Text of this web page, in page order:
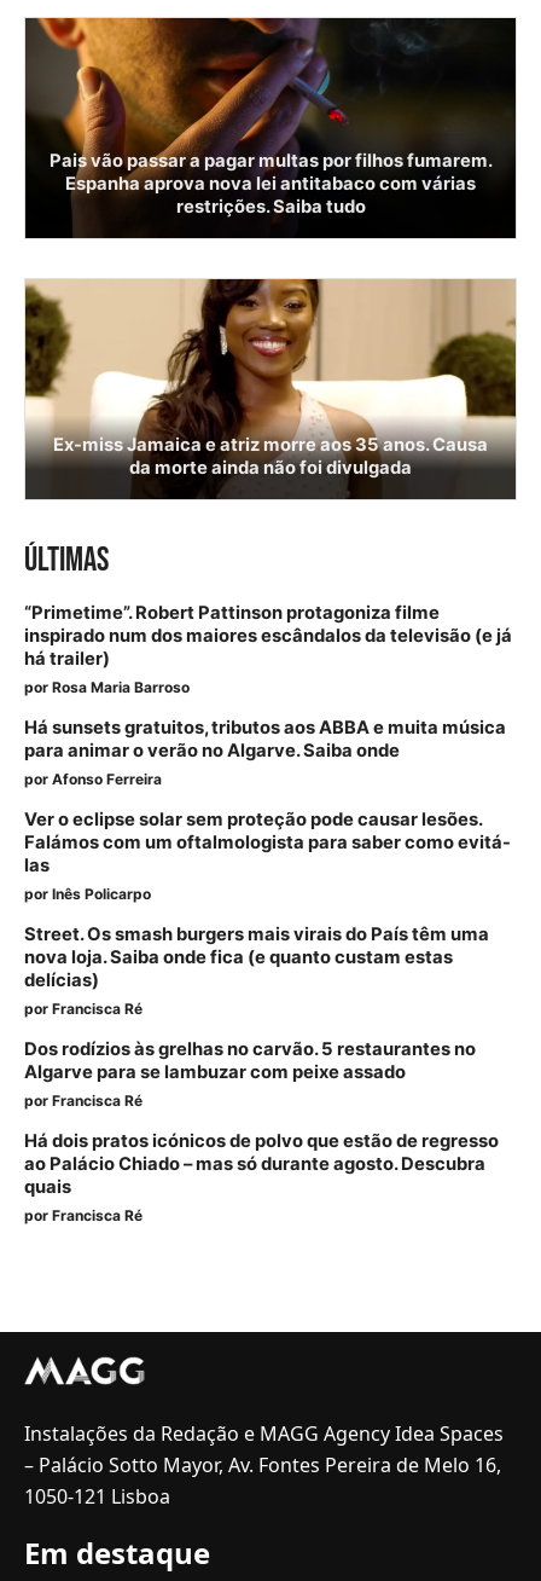
Pais vão passar a pagar multas por filhos fumarem.
Espanha aprova nova lei antitabaco com várias
restrições. Saiba tudo
Ex-miss Jamaica e atriz morre aos 35 anos. Causa
da morte ainda não foi divulgada
ÚLTIMAS
“Primetime”. Robert Pattinson protagoniza filme
inspirado num dos maiores escândalos da televisão (e já
há trailer)
por Rosa Maria Barroso
Há sunsets gratuitos, tributos aos ABBA e muita música
para animar o verão no Algarve. Saiba onde
por Afonso Ferreira
Ver o eclipse solar sem proteção pode causar lesões.
Falámos com um oftalmologista para saber como evitá-
las
por Inês Policarpo
Street. Os smash burgers mais virais do País têm uma
nova loja. Saiba onde fica (e quanto custam estas
delícias)
por Francisca Ré
Dos rodízios às grelhas no carvão. 5 restaurantes no
Algarve para se lambuzar com peixe assado
por Francisca Ré
Há dois pratos icónicos de polvo que estão de regresso
ao Palácio Chiado – mas só durante agosto. Descubra
quais
por Francisca Ré
Instalações da Redação e MAGG Agency Idea Spaces
– Palácio Sotto Mayor, Av. Fontes Pereira de Melo 16,
1050-121 Lisboa
Em destaque